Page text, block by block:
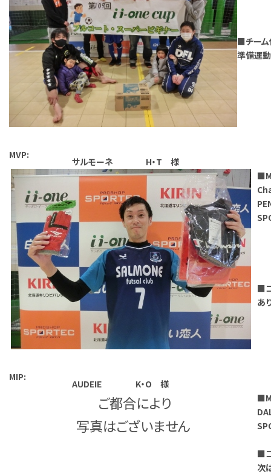
■チーム
準備運動
MVP:
サルモーネ H・T 様
■
あ
MIP:
AUDEIE K・O 様
ご都合により
写真はございません
■
次